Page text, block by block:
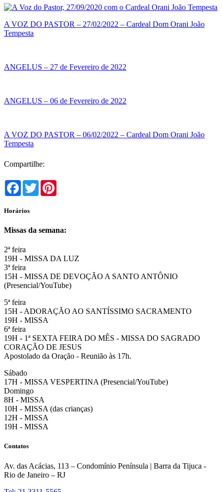
A VOZ DO PASTOR – 27/02/2022 – Cardeal Dom Orani João
Tempesta
ANGELUS – 27 de Fevereiro de 2022
ANGELUS – 06 de Fevereiro de 2022
A VOZ DO PASTOR – 06/02/2022 – Cardeal Dom Orani João
Tempesta
Compartilhe:
Facebook
Twitter
Horários
Missas da semana:
2ª feira
19H - MISSA DA LUZ
3ª feira
15H - MISSA DE DEVOÇÃO A SANTO ANTÔNIO
(Presencial/YouTube)
5ª feira
15H - ADORAÇÃO AO SANTÍSSIMO SACRAMENTO
19H - MISSA
6ª feira
19H - 1ª SEXTA FEIRA DO MÊS - MISSA DO SAGRADO
CORAÇÃO DE JESUS
Apostolado da Oração - Reunião às 17h.
Sábado
17H - MISSA VESPERTINA (Presencial/YouTube)
Domingo
8H - MISSA
10H - MISSA (das crianças)
12H - MISSA
19H - MISSA
Contatos
Av. das Acácias, 113 – Condomínio Península | Barra da Tijuca -
Rio de Janeiro – RJ